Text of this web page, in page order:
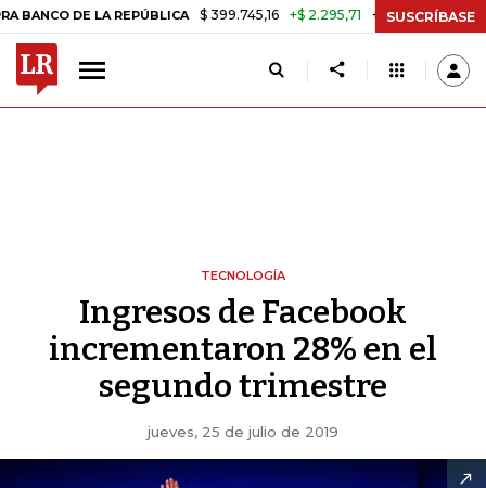
LA REPÚBLICA $ 399.745,16 +$ 2.295,71 +0,58% TASA DE
SUSCRÍBASE
TECNOLOGÍA
Ingresos de Facebook
incrementaron 28% en el
segundo trimestre
jueves, 25 de julio de 2019